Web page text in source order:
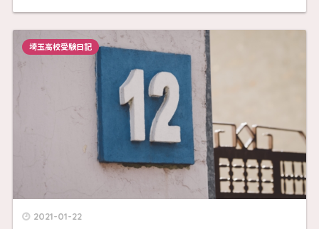
2021-01-22
埼玉高校受験日記